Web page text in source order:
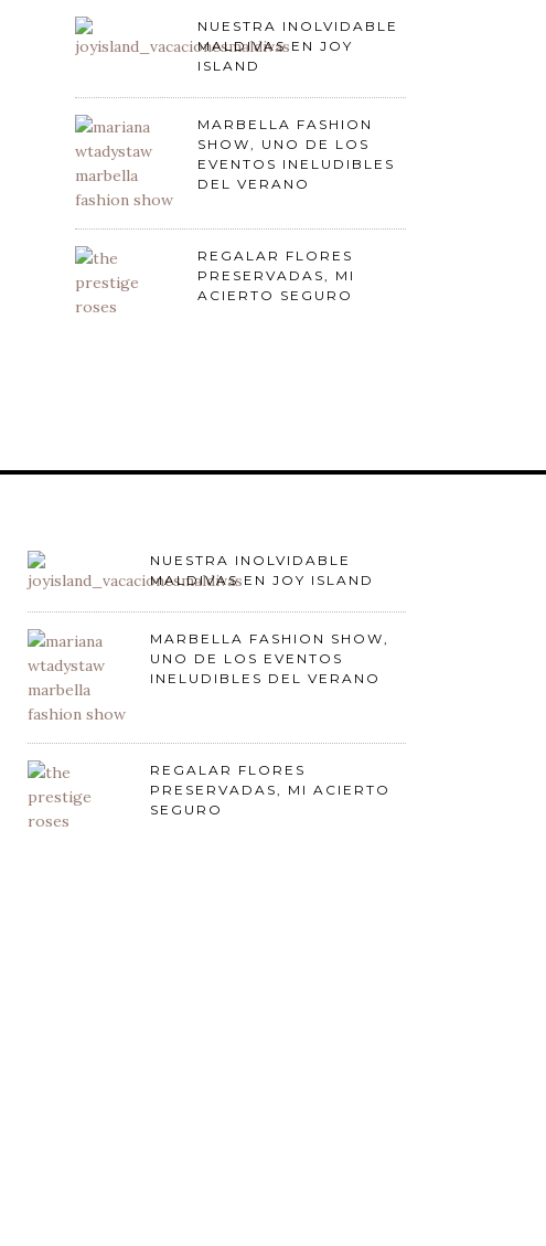
NUESTRA INOLVIDABLE
MALDIVAS EN JOY
ISLAND
MARBELLA FASHION
SHOW, UNO DE LOS
EVENTOS INELUDIBLES
DEL VERANO
REGALAR FLORES
PRESERVADAS, MI
ACIERTO SEGURO
NUESTRA INOLVIDABLE
MALDIVAS EN JOY ISLAND
MARBELLA FASHION SHOW,
UNO DE LOS EVENTOS
INELUDIBLES DEL VERANO
REGALAR FLORES
PRESERVADAS, MI ACIERTO
SEGURO